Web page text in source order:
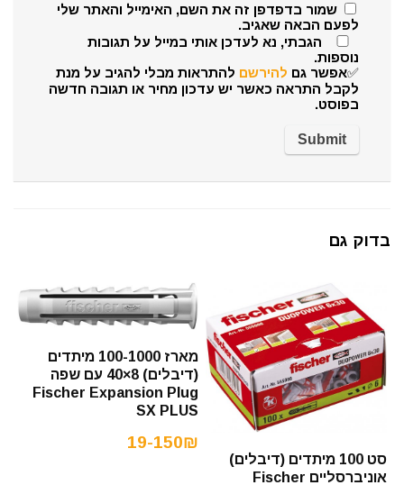
שמור בדפדפן זה את השם, האימייל והאתר שלי
לפעם הבאה שאגיב.
הגבתי, נא לעדכן אותי במייל על תגובות
נוספות.
✅אפשר גם להירשם להתראות מבלי להגיב על מנת
לקבל התראה כאשר יש עדכון מחיר או תגובה חדשה
בפוסט.
בדוק גם
סט 100 מיתדים (דיבלים)
אוניברסליים Fischer
מארז 100-1000 מיתדים
(דיבלים) 8×40 עם שפה
Fischer Expansion Plug
SX PLUS
19-150₪